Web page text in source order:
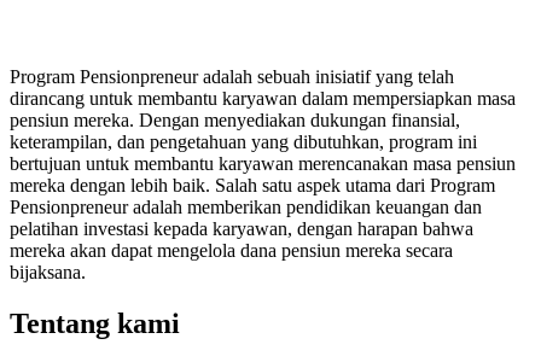
Program Pensionpreneur adalah sebuah inisiatif yang telah
dirancang untuk membantu karyawan dalam mempersiapkan masa
pensiun mereka. Dengan menyediakan dukungan finansial,
keterampilan, dan pengetahuan yang dibutuhkan, program ini
bertujuan untuk membantu karyawan merencanakan masa pensiun
mereka dengan lebih baik. Salah satu aspek utama dari Program
Pensionpreneur adalah memberikan pendidikan keuangan dan
pelatihan investasi kepada karyawan, dengan harapan bahwa
mereka akan dapat mengelola dana pensiun mereka secara
bijaksana.
Tentang kami